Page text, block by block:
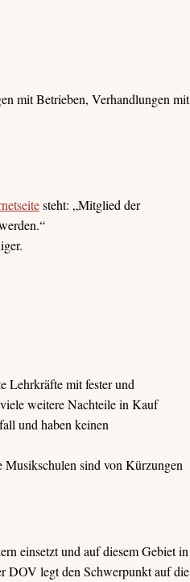
mit Betrieben, Verhandlungen mit
steht: „Mitglied der
Lehrkräfte mit fester und
weitere Nachteile in Kauf
und haben keinen
Musikschulen sind von Kürzungen
einsetzt und auf diesem Gebiet in
DOV legt den Schwerpunkt auf die